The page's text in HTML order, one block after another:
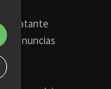
denuncias